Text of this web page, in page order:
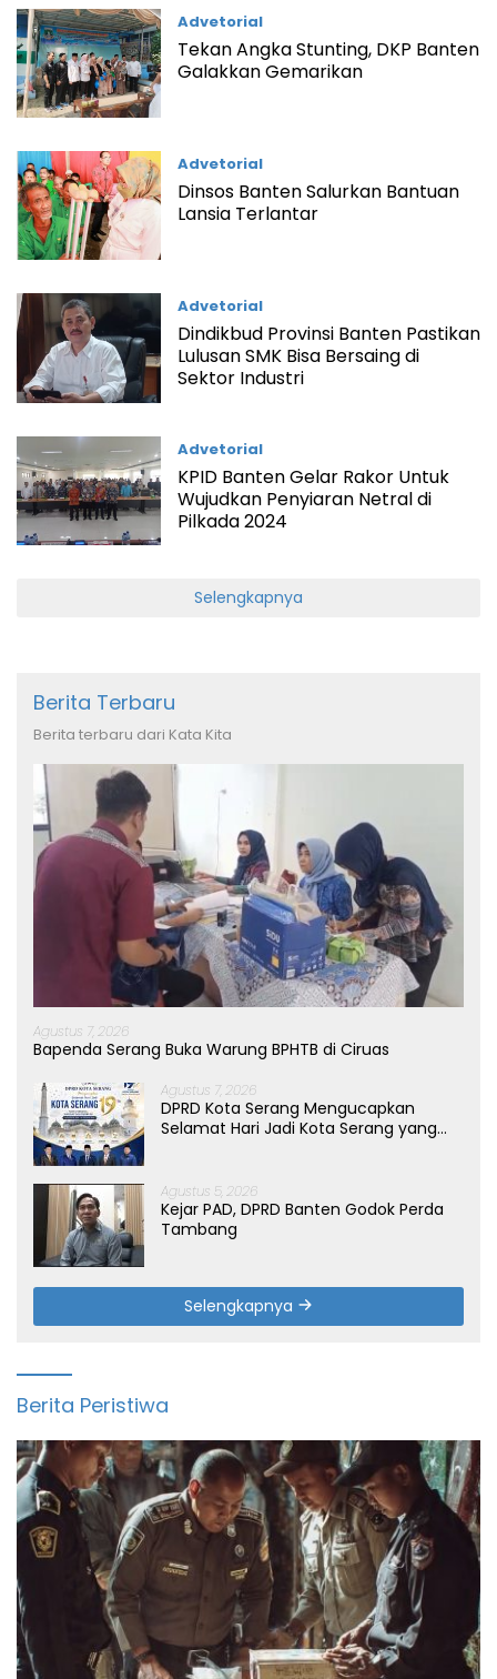
Advetorial
Tekan Angka Stunting, DKP Banten
Galakkan Gemarikan
Advetorial
Dinsos Banten Salurkan Bantuan
Lansia Terlantar
Advetorial
Dindikbud Provinsi Banten Pastikan
Lulusan SMK Bisa Bersaing di
Sektor Industri
Advetorial
KPID Banten Gelar Rakor Untuk
Wujudkan Penyiaran Netral di
Pilkada 2024
Selengkapnya
Berita Terbaru
Berita terbaru dari Kata Kita
Agustus 7, 2026
Bapenda Serang Buka Warung BPHTB di Ciruas
Agustus 7, 2026
DPRD Kota Serang Mengucapkan
Selamat Hari Jadi Kota Serang yang
Agustus 5, 2026
Kejar PAD, DPRD Banten Godok Perda
Tambang
Selengkapnya
Berita Peristiwa